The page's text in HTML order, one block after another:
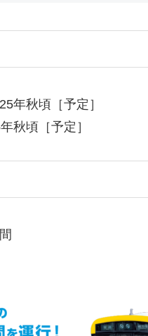
年秋頃［予定］
秋頃［予定］